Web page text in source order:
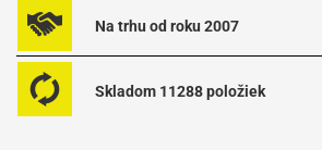
Na trhu od roku 2007
Skladom 11288 položiek